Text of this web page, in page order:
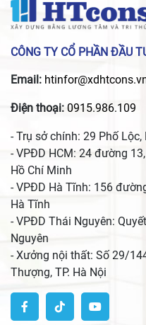
CÔNG TY CỔ PHẦN ĐẦU
Email:
Điện thoại: 0915.986.109
- Trụ sở chính: 29 Phố Lộc,
- VPĐD HCM: 24 đường
Hồ Chí Minh
- VPĐD Hà Tĩnh: 156
Hà Tĩnh
- VPĐD Thái Nguyên:
Nguyên
- Xưởng nội thất: Số 29/
Thượng, TP. Hà Nội